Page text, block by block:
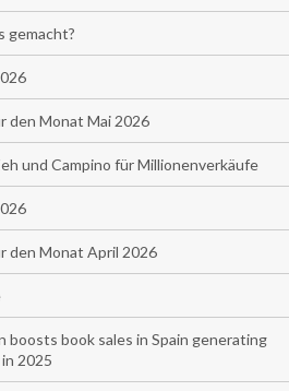
gemacht?
den Monat Mai 2026
und Campino für Millionenverkäufe
den Monat April 2026
boosts book sales in Spain generating
2025